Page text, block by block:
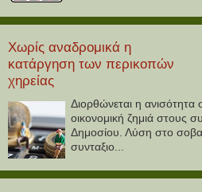
Χωρίς αναδρομικά η
κατάργηση των περικοπών
χηρείας
Διορθώνεται η ανισότητα
οικονομική ζημιά στους
Δημοσίου. Λύση στο
συνταξιο...